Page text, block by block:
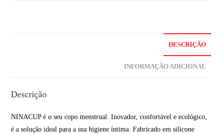
DESCRIÇÃO
INFORMAÇÃO ADICIONAL
Descrição
NINACUP é o seu copo menstrual. Inovador, confortável e ecológico,
é a solução ideal para a sua higiene íntima. Fabricado em silicone